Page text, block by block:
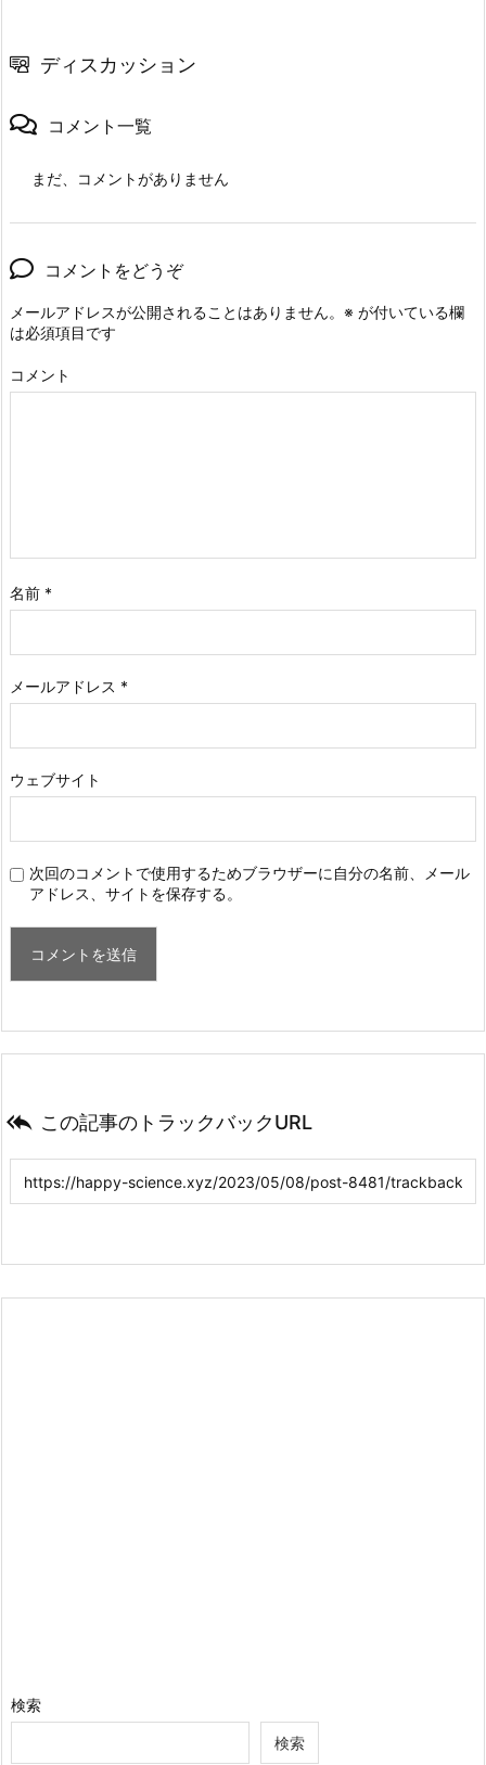
ディスカッション
コメント一覧
まだ、コメントがありません
コメントをどうぞ
メールアドレスが公開されることはありません。 ※ が付いている欄
は必須項目です
コメント
名前 *
メールアドレス *
ウェブサイト
次回のコメントで使用するためブラウザーに自分の名前、メール
アドレス、サイトを保存する。
 この記事のトラックバックURL
検索
検索